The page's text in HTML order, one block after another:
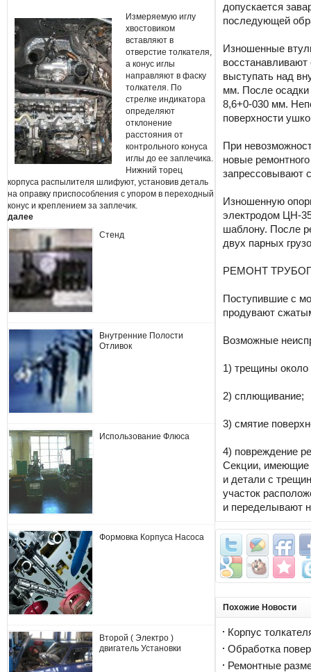
Измеряемую иглу
хвостовиком
вставляют в
отверстие толкателя,
а конус иглы
направляют в фаску
толкателя. По
стрелке индикатора
определяют
отклонение
расстояния от
контрольного конуса
иглы до ее заплечика.
Нижний торец
корпуса распылителя шлифуют, установив деталь
на оправку приспособления с упором в переходный
конус и креплением за заплечик.
далее
Стенд
Внутренние Полости
Отливок
Использование Флюса
Формовка Корпуса Насоса
Второй ( Электро )
двигатель Установки
допускается
последующей
Изношенные
выступать над
мм. После осадки
8,6+0-030 мм.
поверхности
При
новые
запрессовывают
Изношенную
электродом ЦН-
шаблону. После
двух парных
РЕМОНТ
Поступившие с
продувают
Возможные
1) трещины около
2) сплющивание;
3) смятие
4) повреждение
Секции, имеющие
и детали с
участок
и переделывают
Похожие Новости
Корпус
Обработка
Ремонтные